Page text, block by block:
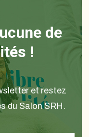
de
!
et restez
du Salon SRH.